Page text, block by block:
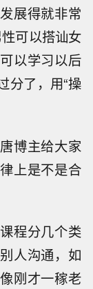
展得就非常
可以搭讪女
以学习以后
分了，用“操
博主给大家
上是不是合
程分几个类
人沟通，如
刚才一稼老